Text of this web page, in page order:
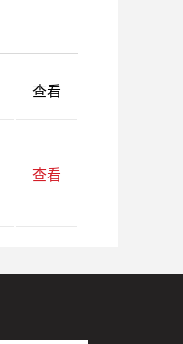
查看
查看